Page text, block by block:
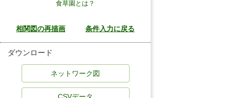
食草園とは？
ダウンロード